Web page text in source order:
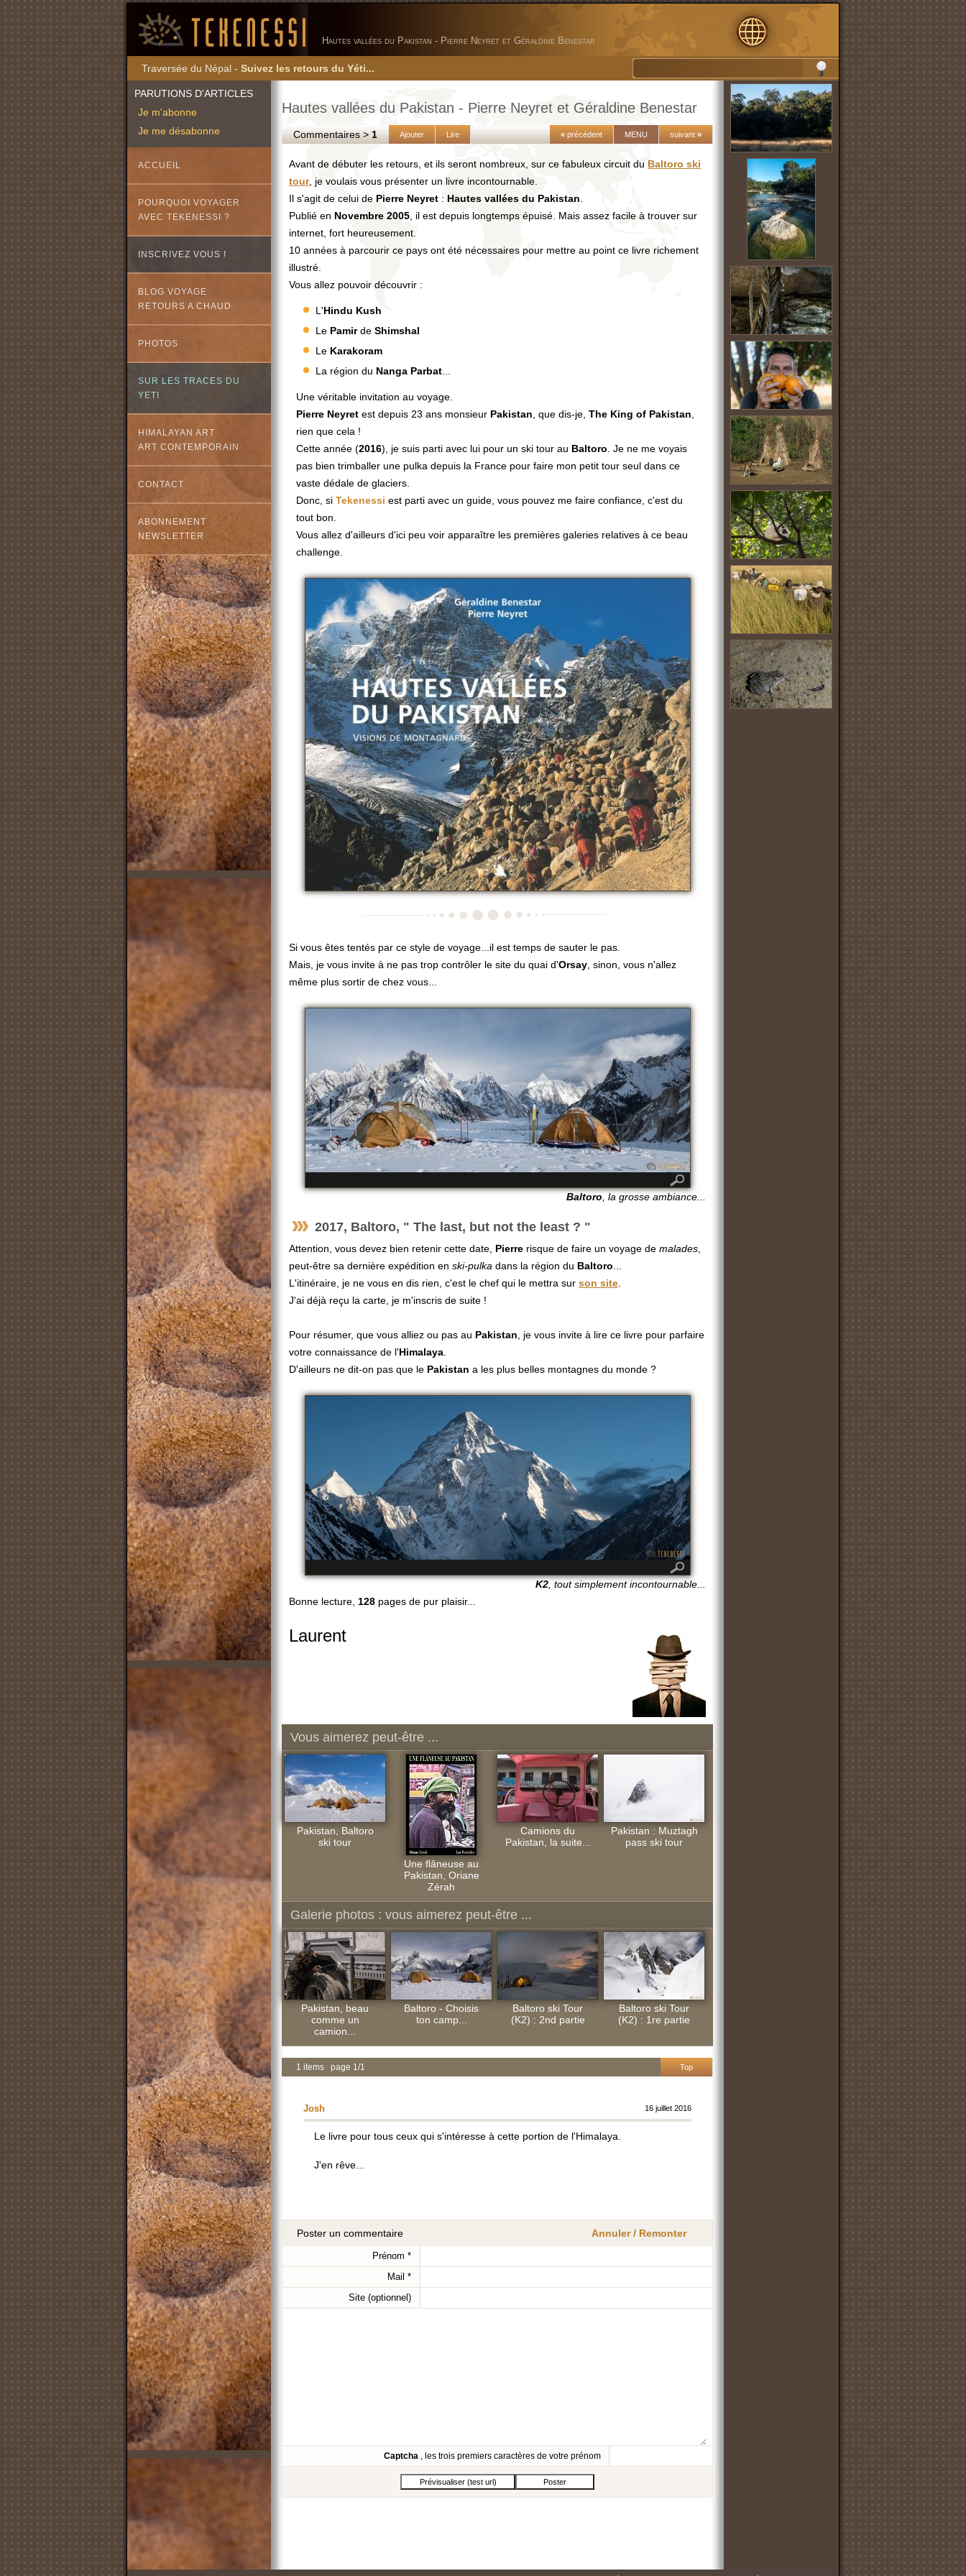
Hautes vallées du Pakistan - Pierre Neyret et Géraldine Benestar
Traversée du Népal - Suivez les retours du Yéti...
PARUTIONS D'ARTICLES
Je m'abonne
Je me désabonne
ACCUEIL
POURQUOI VOYAGER
AVEC TEKENESSI ?
INSCRIVEZ VOUS !
BLOG VOYAGE
RETOURS A CHAUD
PHOTOS
SUR LES TRACES DU
YETI
HIMALAYAN ART
ART CONTEMPORAIN
CONTACT
ABONNEMENT
NEWSLETTER
Hautes vallées du Pakistan - Pierre Neyret et Géraldine Benestar
Commentaires >1 Ajouter Lire suivant »
MENU
« précédent
Avant de débuter les retours, et ils seront nombreux, sur ce fabuleux circuit du Baltoro ski
tour, je voulais vous présenter un livre incontournable.
Il s'agit de celui de Pierre Neyret : Hautes vallées du Pakistan
Publié en Novembre 2005 , il est depuis longtemps épuisé. Mais assez facile à trouver sur
internet, fort heureusement.
10 années à parcourir ce pays ont été nécessaires pour mettre au point ce livre richement
illustré.
Vous allez pouvoir découvrir :
L'Hindu Kush
Le Pamirde Shimshal
Le Karakoram
La région du Nanga Parbat
Une véritable invitation au voyage.
Pierre Neyret est depuis 23 ans monsieur Pakistan , que dis-je, The King of Pakistan
rien que cela !
Cette année (2016), je suis parti avec lui pour un ski tour au Baltoro . Je ne me voyais
pas bien trimballer une pulka depuis la France pour faire mon petit tour seul dans ce
vaste dédale de glaciers.
Donc, si Tekenessi est parti avec un guide, vous pouvez me faire confiance, c'est du
tout bon.
Vous allez d'ailleurs d'ici peu voir apparaître les premières galeries relatives à ce beau
challenge.
Si vous êtes tentés par ce style de voyage...il est temps de sauter le pas.
Mais, je vous invite à ne pas trop contrôler le site du quai d'Orsay , sinon, vous n'allez
même plus sortir de chez vous...
Baltoro , la grosse ambiance...
2017, Baltoro, " The last, but not the least ? "
Attention, vous devez bien retenir cette date, Pierre risque de faire un voyage de malades
peut-être sa dernière expédition en ski-pulka dans la région du Baltoro
L'itinéraire, je ne vous en dis rien, c'est le chef qui le mettra sur son site
J'ai déjà reçu la carte, je m'inscris de suite !
Pour résumer, que vous alliez ou pas au Pakistan , je vous invite à lire ce livre pour parfaire
votre connaissance de l'Himalaya
D'ailleurs ne dit-on pas que le Pakistan a les plus belles montagnes du monde ?
K2 , tout simplement incontournable...
Bonne lecture, 128 pages de pur plaisir...
Laurent
Vous aimerez peut-être ...
Pakistan, Baltoro
ski tour
Une flâneuse au
Pakistan, Oriane
Zérah
Camions du
Pakistan, la suite...
Pakistan : Muztagh
pass ski tour
Galerie photos : vous aimerez peut-être ...
Pakistan, beau
comme un
camion...
Baltoro - Choisis
ton camp...
Baltoro ski Tour
(K2) : 2nd partie
Baltoro ski Tour
(K2) : 1re partie
Top
1 items page 1/1
Josh 16 juillet 2016
Le livre pour tous ceux qui s'intéresse à cette portion de l'Himalaya.
J'en rêve...
Annuler / Remonter
Poster un commentaire
Prénom *
Mail *
Site (optionnel)
Captcha , les trois premiers caractères de votre prénom